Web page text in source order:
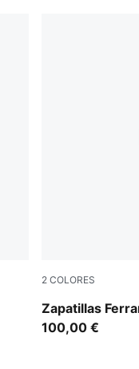
2 COLORES
Zapatillas
PUMA White-
100,00 €